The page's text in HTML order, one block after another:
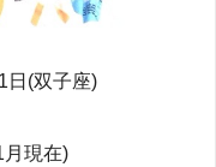
日(双子座)
現在)